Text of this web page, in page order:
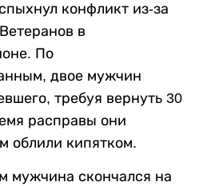
конфликт из-за
в
По
двое мужчин
требуя вернуть 30
расправы они
облили кипятком.
мужчина скончался на